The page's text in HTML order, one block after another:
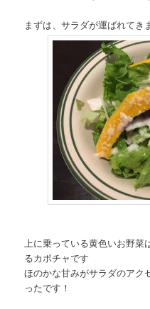
まずは、サラダが運ばれてき
上に乗っている黄色いお野
るカボチャです
ほのかな甘みがサラダのアク
ったです！